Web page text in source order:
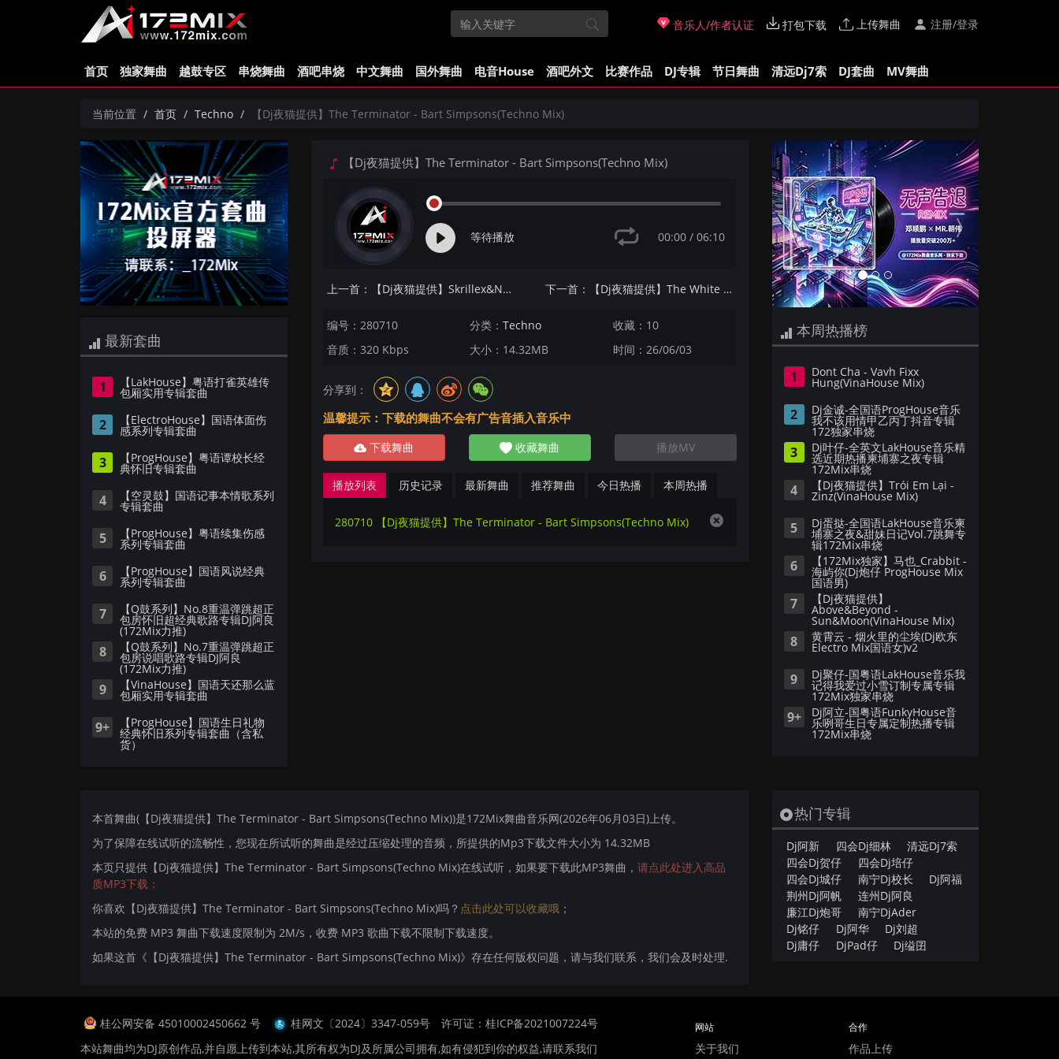
音乐人/作者认证 打包下载 上传舞曲 注册/登录
首页 独家舞曲 越鼓专区 串烧舞曲 酒吧串烧 中文舞曲 国外舞曲 电音House 酒吧外文 比赛作品 DJ专辑 节日舞曲 清远Dj7索 DJ套曲 MV舞曲
当前位置 首页 Techno 【Dj夜猫提供】The Terminator - Bart Simpsons(Techno Mix)
最新套曲
1 【LakHouse】粤语打雀英雄传
包厢实用专辑套曲
2 【ElectroHouse】国语体面伤
感系列专辑套曲
3 【ProgHouse】粤语谭校长经
典怀旧专辑套曲
4 【空灵鼓】国语记事本情歌系列
专辑套曲
5 【ProgHouse】粤语续集伤感
系列专辑套曲
6 【ProgHouse】国语风说经典
系列专辑套曲
7 【Q鼓系列】No.8重温弹跳超正
包房怀旧超经典歌路专辑DJ阿良
(172Mix力推)
8 【Q鼓系列】No.7重温弹跳超正
包房说唱歌路专辑DJ阿良
(172Mix力推)
9 【VinaHouse】国语天还那么蓝
包厢实用专辑套曲
9+ 【ProgHouse】国语生日礼物
经典怀旧系列专辑套曲（含私
货）
【Dj夜猫提供】The Terminator - Bart Simpsons(Techno Mix)
等待播放 00:00 / 06:10
上一首：【Dj夜猫提供】Skrillex&Nero - Holdin On(Techno Mix) 下一首：【Dj夜猫提供】The White Stripes - Seven Nation Army(Techno Mix)
编号：280710 分类：Techno
收藏：10
音质：320 Kbps
大小：14.32MB 时间：26/06/03
分享到：
温馨提示：下载的舞曲不会有广告音插入音乐中
下载舞曲 收藏舞曲 播放MV
播放列表 历史记录 最新舞曲 推荐舞曲 今日热播 本周热播
280710 【Dj夜猫提供】The Terminator - Bart Simpsons(Techno Mix)
Previous Next
本周热播榜
1 Dont Cha - Vavh Fixx
Hung(VinaHouse Mix)
2 Dj金诚-全国语ProgHouse音乐
我不该用情甲乙丙丁抖音专辑
172独家串烧
3 Dj叶仔-全英文LakHouse音乐精
选近期热播柬埔寨之夜专辑
172Mix串烧
4 【Dj夜猫提供】Trói Em Lại -
Zinz(VinaHouse Mix)
5 Dj蛋挞-全国语LakHouse音乐柬
埔寨之夜&甜妹日记Vol.7跳舞专
辑172Mix串烧
6 【172Mix独家】马也_Crabbit -
海屿你(Dj炮仔 ProgHouse Mix
国语男)
7 【Dj夜猫提供】
Above&Beyond -
Sun&Moon(VinaHouse Mix)
8 黄霄云 - 烟火里的尘埃(Dj欧东
Electro Mix国语女)v2
9 Dj聚仔-国粤语LakHouse音乐我
记得我爱过小雪订制专属专辑
172Mix独家串烧
9+ Dj阿立-国粤语FunkyHouse音
乐咧哥生日专属定制热播专辑
172Mix串烧
本首舞曲(【Dj夜猫提供】The Terminator - Bart Simpsons(Techno Mix))是172Mix舞曲音乐网(2026年06月03日)上传。
为了保障在线试听的流畅性，您现在所试听的舞曲是经过压缩处理的音频，所提供的Mp3下载文件大小为 14.32MB
本页只提供【Dj夜猫提供】The Terminator - Bart Simpsons(Techno Mix)在线试听，如果要下载此MP3舞曲， 请点此处进入高品
质MP3下载；
你喜欢【Dj夜猫提供】The Terminator - Bart Simpsons(Techno Mix)吗？ 点击此处可以收藏哦 ；
本站的免费 MP3 舞曲下载速度限制为 2M/s，收费 MP3 歌曲下载不限制下载速度。
如果这首《【Dj夜猫提供】The Terminator - Bart Simpsons(Techno Mix)》存在任何版权问题，请与我们联系，我们会及时处理.
热门专辑
Dj阿新 四会Dj细林
清远Dj7索
四会Dj贺仔
四会Dj培仔
四会Dj城仔
南宁Dj校长
Dj阿福
荆州Dj阿帆
连州Dj阿良
廉江Dj炮哥
南宁DjAder
Dj铭仔
Dj阿华
Dj刘超
Dj庸仔
DjPad仔 Dj缢囝
桂公网安备 45010002450662 号 桂网文〔2024〕3347-059号
许可证：桂ICP备2021007224号
本站舞曲均为DJ原创作品,并自愿上传到本站,其所有权为DJ及所属公司拥有,如有侵犯到你的权益,请联系我们
网站
关于我们
合作
作品上传